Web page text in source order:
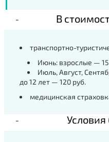
В
транспортно-
Июнь: взрослые —
Июль, Август,
до 12 лет — 120 руб.
медицинская